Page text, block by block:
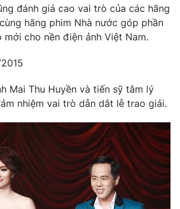
đánh giá cao vai trò của các hãng
hãng phim Nhà nước góp phần
mới cho nền điện ảnh Việt Nam.
Mai Thu Huyền và tiến sỹ tâm lý
nhiệm vai trò dẫn dắt lễ trao giải.